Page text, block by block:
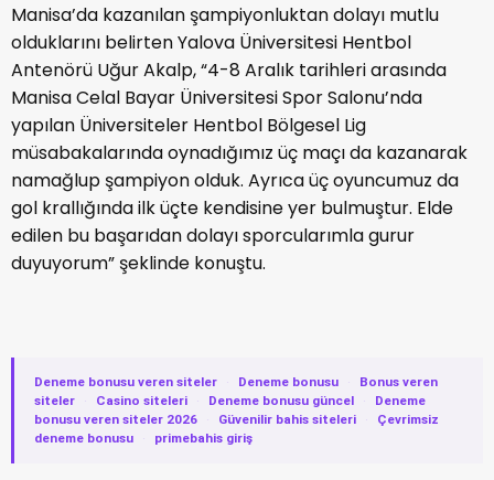
Manisa’da kazanılan şampiyonluktan dolayı mutlu
olduklarını belirten Yalova Üniversitesi Hentbol
Antenörü Uğur Akalp, “4-8 Aralık tarihleri arasında
Manisa Celal Bayar Üniversitesi Spor Salonu’nda
yapılan Üniversiteler Hentbol Bölgesel Lig
müsabakalarında oynadığımız üç maçı da kazanarak
namağlup şampiyon olduk. Ayrıca üç oyuncumuz da
gol krallığında ilk üçte kendisine yer bulmuştur. Elde
edilen bu başarıdan dolayı sporcularımla gurur
duyuyorum” şeklinde konuştu.
Deneme bonusu veren siteler · Deneme bonusu ·
Bonus veren
siteler
· Casino siteleri · Deneme bonusu güncel ·
Deneme
bonusu veren siteler 2026
· Güvenilir bahis siteleri ·
Çevrimsiz
deneme bonusu
· primebahis giriş